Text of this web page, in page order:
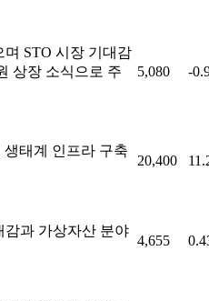
STO 시장 기대감
상장 소식으로 주
5,080 -
생태계 인프라 구축
20,400
감과 가상자산 분야
4,655